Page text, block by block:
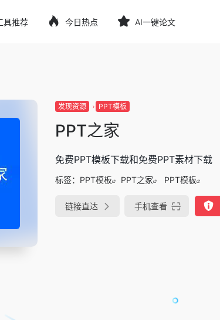
具推荐 今日热点 AI一键论文
发现资源 PPT模板
PPT之家
免费PPT模板下载和免费PPT素材下载
标签： PPT模板 PPT之家 PPT模板
链接直达 手机查看